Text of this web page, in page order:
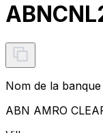
Nom de la banque
ABN AMRO